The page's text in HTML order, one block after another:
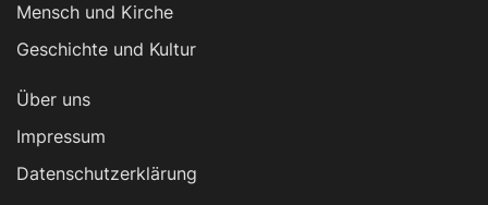
Mensch und Kirche
Geschichte und Kultur
Über uns
Impressum
Datenschutzerklärung